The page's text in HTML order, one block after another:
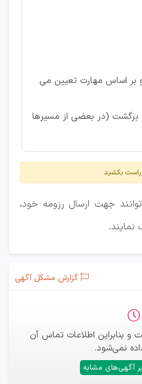
بر اساس مهارت تعیین می
(در بعضی از مسیرها
بکشید
جهت ارسال رزومه خود،
گزارش مشکل آگهی
بنابراین اطلاعات تماس آن
نمی‌شود.
آگهی‌های مشابه